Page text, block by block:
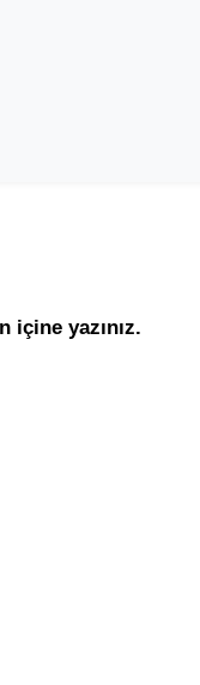
içine yazınız.